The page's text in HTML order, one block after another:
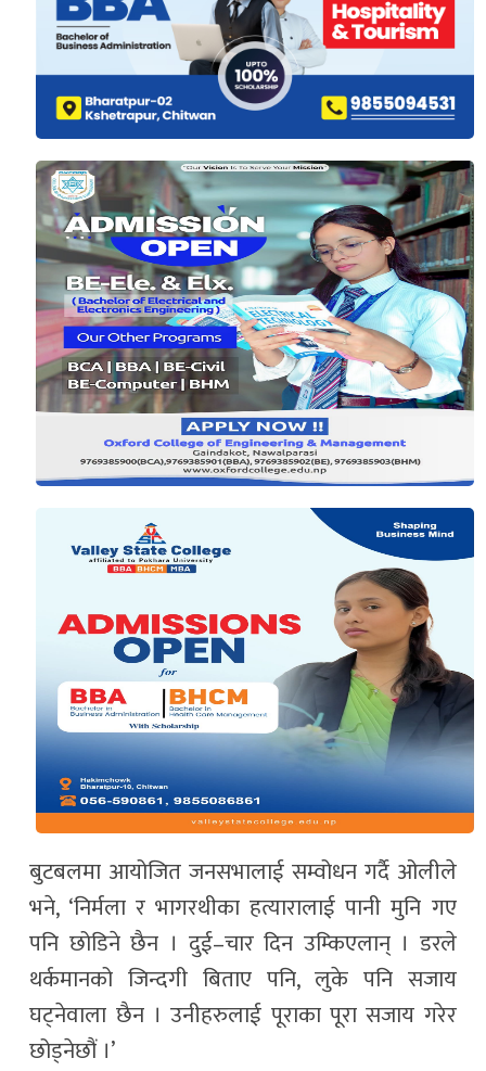
बुटबलमा आयोजित जनसभालाई सम्वोधन गर्दै ओलीले
भने, ‘निर्मला र भागरथीका हत्यारालाई पानी मुनि गए
पनि छोडिने छैन । दुई–चार दिन उम्किएलान् । डरले
थर्कमानको जिन्दगी बिताए पनि, लुके पनि सजाय
घट्नेवाला छैन । उनीहरुलाई पूराका पूरा सजाय गरेर
छोड्नेछौं ।’